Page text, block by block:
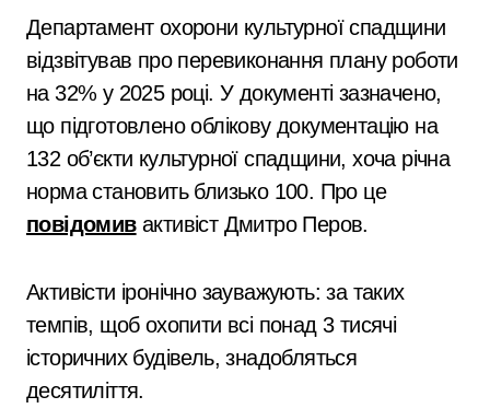
Департамент охорони культурної спадщини
відзвітував про перевиконання плану роботи
на 32% у 2025 році. У документі зазначено,
що підготовлено облікову документацію на
132 об’єкти культурної спадщини, хоча річна
норма становить близько 100. Про це
повідомивактивіст Дмитро Перов.
Активісти іронічно зауважують: за таких
темпів, щоб охопити всі понад 3 тисячі
історичних будівель, знадобляться
десятиліття.